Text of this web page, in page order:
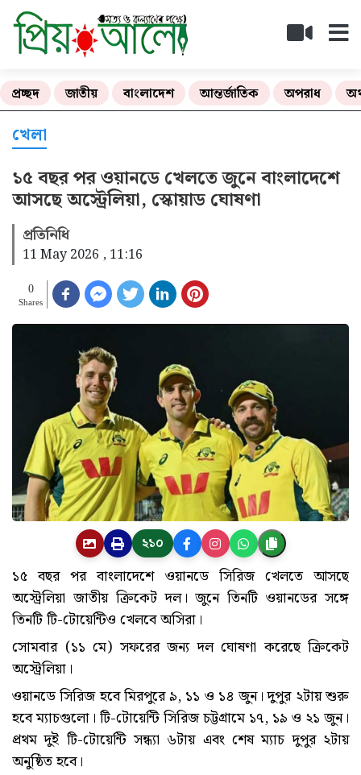
প্রচ্ছদ জাতীয় বাংলাদেশ আন্তর্জাতিক অপরাধ
খেলা
১৫ বছর পর ওয়ানডে খেলতে জুনে বাংলাদেশে
আসছে অস্ট্রেলিয়া, স্কোয়াড ঘোষণা
প্রতিনিধি
11 May 2026 , 11:16
0
Shares
২১০
১৫ বছর পর বাংলাদেশে ওয়ানডে সিরিজ খেলতে আসছে
অস্ট্রেলিয়া জাতীয় ক্রিকেট দল। জুনে তিনটি ওয়ানডের সঙ্গে
তিনটি টি-টোয়েন্টিও খেলবে অসিরা।
সোমবার (১১ মে) সফরের জন্য দল ঘোষণা করেছে ক্রিকেট
অস্ট্রেলিয়া।
ওয়ানডে সিরিজ হবে মিরপুরে ৯, ১১ ও ১৪ জুন। দুপুর ২টায় শুরু
হবে ম্যাচগুলো। টি-টোয়েন্টি সিরিজ চট্টগ্রামে ১৭, ১৯ ও ২১ জুন।
প্রথম দুই টি-টোয়েন্টি সন্ধ্যা ৬টায় এবং শেষ ম্যাচ দুপুর ২টায়
অনুষ্ঠিত হবে।